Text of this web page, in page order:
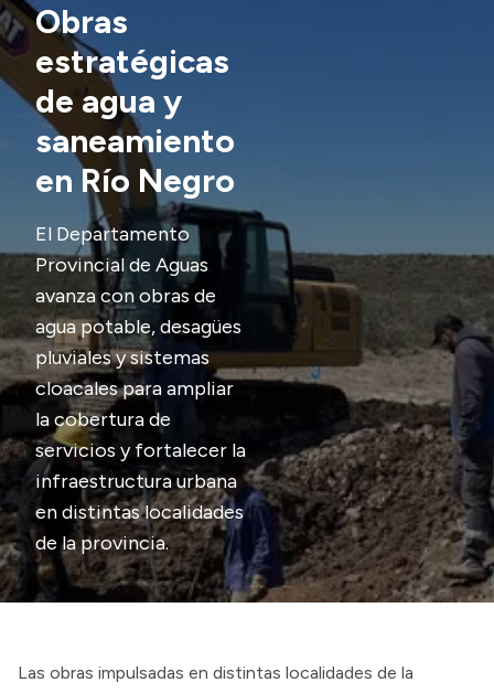
Transparencia
Presupuesto
Boletín Oficial
Compras y licitaciones
Consulta de expedientes
Consulta de pago a proveedores
Convocatorias
Intranet
Login
Obras
estratégicas
de agua y
saneamiento
en Río Negro
El Departamento
Provincial de Aguas
avanza con obras de
agua potable, desagües
pluviales y sistemas
cloacales para ampliar
la cobertura de
servicios y fortalecer la
infraestructura urbana
en distintas localidades
de la provincia.
Las obras impulsadas en distintas localidades de la